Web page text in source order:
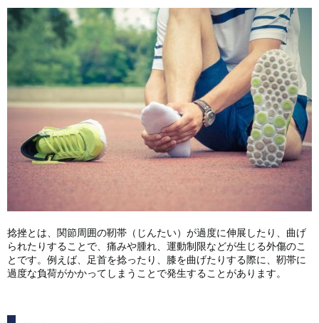
捻挫とは、関節周囲の靭帯（じんたい）が過度に伸展したり、曲げ
られたりすることで、痛みや腫れ、運動制限などが生じる外傷のこ
とです。例えば、足首を捻ったり、膝を曲げたりする際に、靭帯に
過度な負荷がかかってしまうことで発生することがあります。